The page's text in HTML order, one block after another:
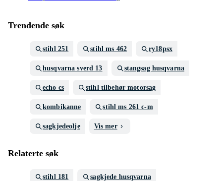
Trendende søk
stihl 251 stihl ms 462 ry18psx
husqvarna sverd 13 stangsag husqvarna
echo cs stihl tilbehør motorsag
kombikanne stihl ms 261 c-m
sagkjedeolje Vis mer
Relaterte søk
stihl 181 sagkjede husqvarna